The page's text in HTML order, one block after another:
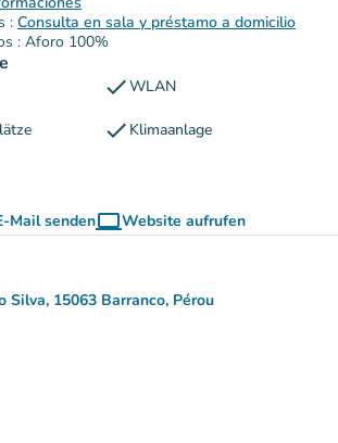
: Consulta en sala y préstamo a domicilio
: Aforo 100%
checkWLAN
check Klimaanlage
Mail sendencomputerWebsite aufrufen
(new tab)
Silva, 15063 Barranco, Pérou
(in Google Maps öffnen)
(new tab)